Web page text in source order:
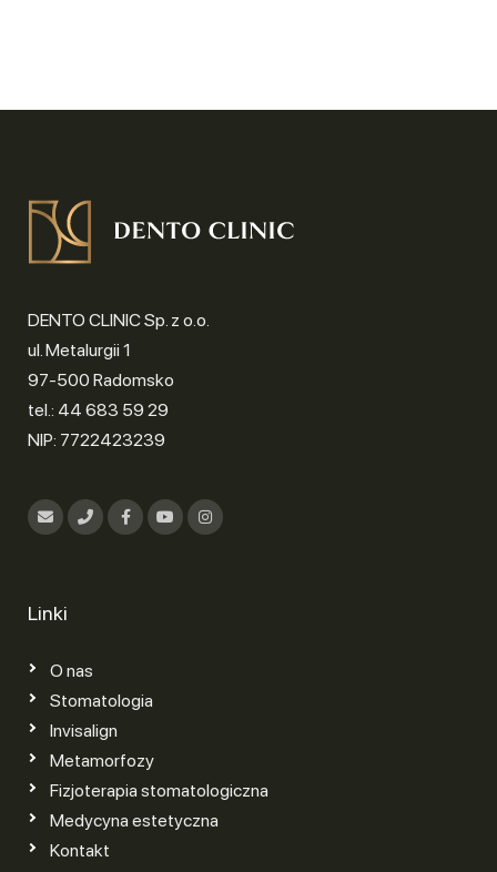
DENTO CLINIC Sp. z o.o.
ul. Metalurgii 1
97-500 Radomsko
tel.: 44 683 59 29
NIP: 7722423239
Linki
O nas
Stomatologia
Invisalign
Metamorfozy
Fizjoterapia stomatologiczna
Medycyna estetyczna
Kontakt